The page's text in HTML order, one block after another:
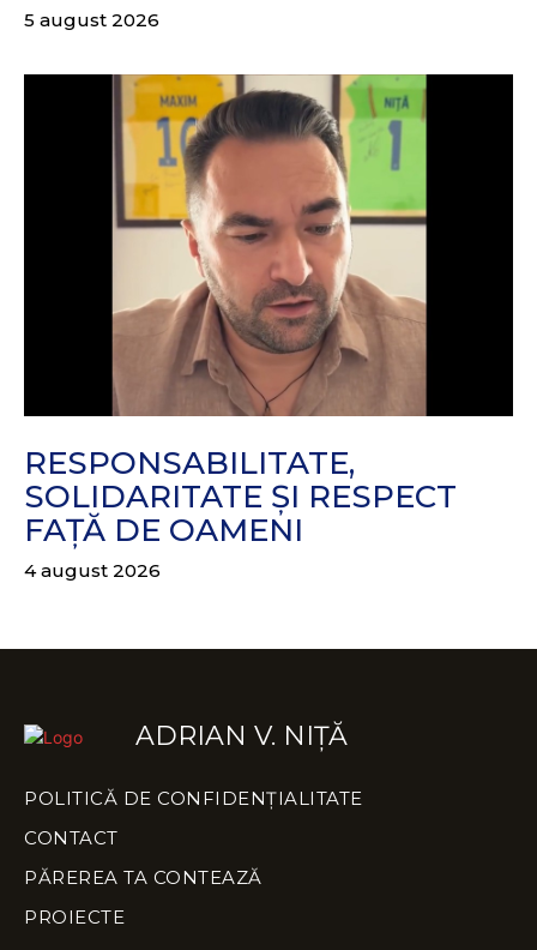
5 august 2026
RESPONSABILITATE,
SOLIDARITATE ȘI RESPECT
FAȚĂ DE OAMENI
4 august 2026
ADRIAN V. NIȚĂ
POLITICĂ DE CONFIDENȚIALITATE
CONTACT
PĂREREA TA CONTEAZĂ
PROIECTE